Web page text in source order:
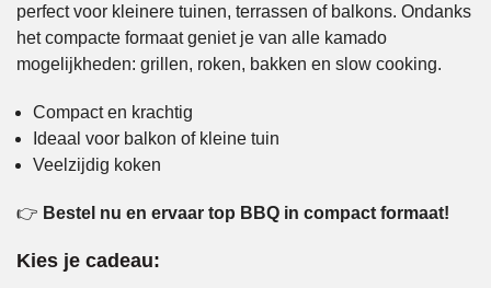
perfect voor kleinere tuinen, terrassen of balkons. Ondanks
het compacte formaat geniet je van alle kamado
mogelijkheden: grillen, roken, bakken en slow cooking.
Compact en krachtig
Ideaal voor balkon of kleine tuin
Veelzijdig koken
👉 Bestel nu en ervaar top BBQ in compact formaat!
Kies je cadeau: